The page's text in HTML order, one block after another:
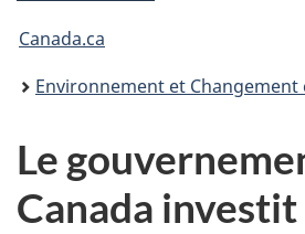
Vous
êtes
Canada.ca
Environnement et Changement
Le
Canada investit